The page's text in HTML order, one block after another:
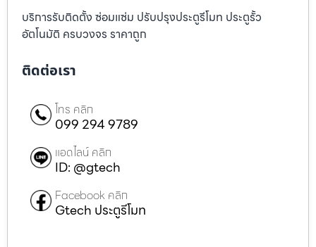
บริการรับติดตั้ง ซ่อมแซ่ม ปรับปรุงประตูรีโมท ประตูรั้ว
อัตโนมัติ ครบวงจร ราคาถูก
ติดต่อเรา
โทร คลิก
099 294 9789
แอดไลน์ คลิก
ID: @gtech
Facebook คลิก
Gtech ประตูรีโมท